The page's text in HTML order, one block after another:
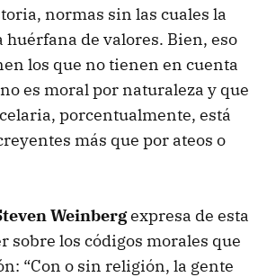
normas sin las cuales la
huérfana de valores. Bien, eso
los que no tienen en cuenta
es moral por naturaleza y que
porcentualmente, está
más que por ateos o
Weinbergexpresa de esta
sobre los códigos morales que
“Con o sin religión, la gente